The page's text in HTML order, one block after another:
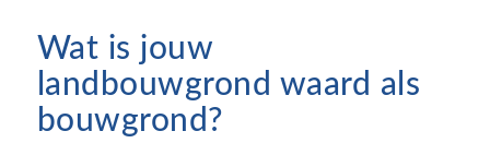
Wat is jouw
landbouwgrond waard als
bouwgrond?